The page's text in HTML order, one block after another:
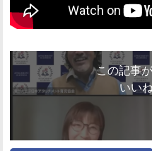
この記事
いい